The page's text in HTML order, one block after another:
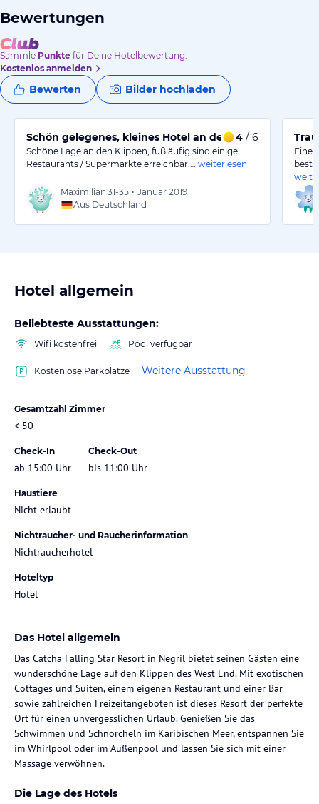
Bewertungen
Sammle Punkte für Deine Hotelbewertung.
Kostenlos anmelden
Bewerten Bilder hochladen
Schön gelegenes, kleines Hotel an den Klippen
4 / 6
Schöne Lage an den Klippen, fußläufig sind einige
Restaurants / Supermärkte erreichbar.…
weiterlesen
Maximilian 31-35 • Januar 2019
Aus Deutschland
Eine
Hotel allgemein
Beliebteste Ausstattungen:
Wifi kostenfrei Pool verfügbar
Kostenlose Parkplätze Weitere Ausstattung
Gesamtzahl Zimmer
< 50
Check-In
ab 15:00 Uhr
Check-Out
bis 11:00 Uhr
Haustiere
Nicht erlaubt
Nichtraucher- und Raucherinformation
Nichtraucherhotel
Hoteltyp
Hotel
Das Hotel allgemein
Das Catcha Falling Star Resort in Negril bietet seinen Gästen eine
wunderschöne Lage auf den Klippen des West End. Mit exotischen
Cottages und Suiten, einem eigenen Restaurant und einer Bar
sowie zahlreichen Freizeitangeboten ist dieses Resort der perfekte
Ort für einen unvergesslichen Urlaub. Genießen Sie das
Schwimmen und Schnorcheln im Karibischen Meer, entspannen Sie
im Whirlpool oder im Außenpool und lassen Sie sich mit einer
Massage verwöhnen.
Die Lage des Hotels